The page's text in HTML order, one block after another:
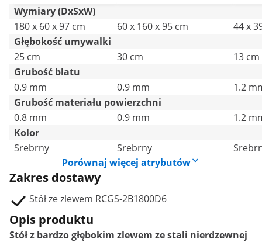
Wymiary (DxSxW)
180 x 60 x 97 cm
60 x 160 x 95 cm
44 x
Głębokość umywalki
25 cm
30 cm
13 cm
Grubość blatu
0.9 mm
0.9 mm
1.2
Grubość materiału powierzchni
0.8 mm
0.9 mm
1.2
Kolor
Srebrny
Srebrny
Porównaj więcej atrybutów
Zakres dostawy
Stół ze zlewem RCGS-2B1800D6
Opis produktu
Stół z bardzo głębokim zlewem ze stali nierdzewnej